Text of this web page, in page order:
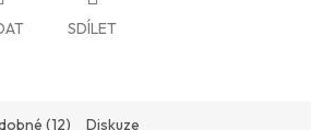
SDÍLET
(12) Diskuze